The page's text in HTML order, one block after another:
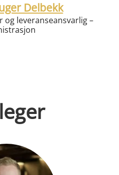
Delbekk
leveranseansvarlig –